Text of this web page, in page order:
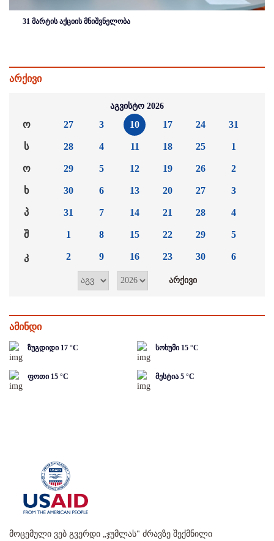
31 მარტის აქციის მნიშვნელობა
არქივი
აგვისტო 2026
ო
ს
ო
ხ
პ
შ
კ
27
28
29
30
31
1
2
3
4
5
6
7
8
9
10
11
12
13
14
15
16
17
18
19
20
21
22
23
24
25
26
27
28
29
30
31
1
2
3
4
5
6
ამინდი
ზუგდიდი 17 °C სოხუმი 15 °C
ფოთი 15 °C მესტია 5 °C
მოცემული ვებ გვერდი „ჯუმლას" ძრავზე შექმნილი